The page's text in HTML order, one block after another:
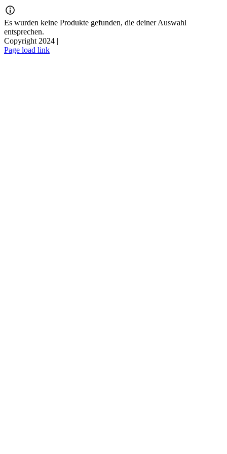
Zum
Inhalt
springen
Es wurden keine Produkte gefunden, die deiner Auswahl
entsprechen.
Copyright 2024 |
Page load link